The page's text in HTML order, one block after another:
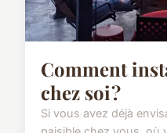
Comment
chez soi ?
Si vous avez déjà